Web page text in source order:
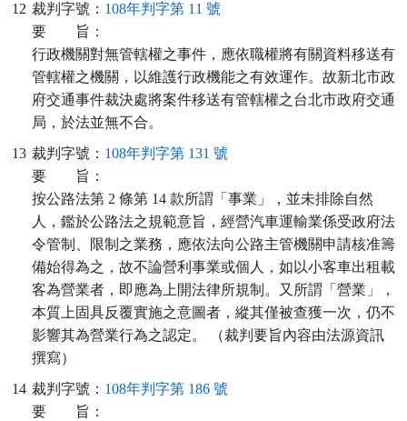
12 裁判字號： 108年判字第 11 號
要
旨：
行政機關對無管轄權之事件，應依職權將有關資料移送有
管轄權之機關，以維護行政機能之有效運作。故新北市政
府交通事件裁決處將案件移送有管轄權之台北市政府交通
局，於法並無不合。
13 裁判字號： 108年判字第 131 號
要
旨：
按公路法第 2 條第 14 款所謂「事業」，並未排除自然
人，鑑於公路法之規範意旨，經營汽車運輸業係受政府法
令管制、限制之業務，應依法向公路主管機關申請核准籌
備始得為之，故不論營利事業或個人，如以小客車出租載
客為營業者，即應為上開法律所規制。又所謂「營業」，
本質上固具反覆實施之意圖者，縱其僅被查獲一次，仍不
影響其為營業行為之認定。 （裁判要旨內容由法源資訊
撰寫）
14 裁判字號： 108年判字第 186 號
要
旨：